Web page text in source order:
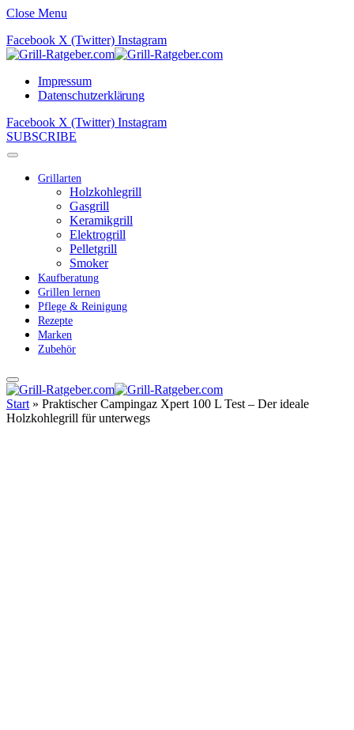
Close Menu
Facebook X (Twitter) Instagram
Impressum
Datenschutzerklärung
Facebook X (Twitter) Instagram
SUBSCRIBE
Grillarten
Holzkohlegrill
Gasgrill
Keramikgrill
Elektrogrill
Pelletgrill
Smoker
Kaufberatung
Grillen lernen
Pflege & Reinigung
Rezepte
Marken
Zubehör
Start » Praktischer Campingaz Xpert 100 L Test – Der ideale
Holzkohlegrill für unterwegs